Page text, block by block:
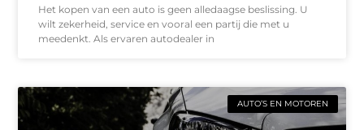
Het kopen van een auto is geen alledaagse beslissing. U
wilt zekerheid, service en vooral een partij die met u
meedenkt. Als ervaren autodealer in
AUTO’S EN MOTOREN